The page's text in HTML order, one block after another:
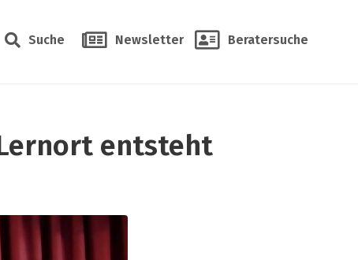
Suche Newsletter Beratersuche
entsteht